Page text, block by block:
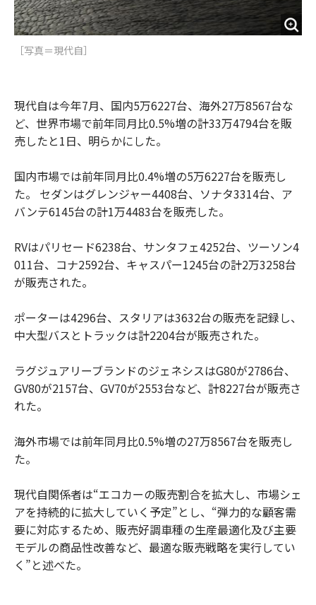
［写真＝現代自］
現代自は今年7月、国内5万6227台、海外27万8567台な
ど、世界市場で前年同月比0.5%増の計33万4794台を販
売したと1日、明らかにした。
国内市場では前年同月比0.4%増の5万6227台を販売し
た。 セダンはグレンジャー4408台、ソナタ3314台、ア
バンテ6145台の計1万4483台を販売した。
RVはパリセード6238台、サンタフェ4252台、ツーソン4
011台、コナ2592台、キャスパー1245台の計2万3258台
が販売された。
ポーターは4296台、スタリアは3632台の販売を記録し、
中大型バスとトラックは計2204台が販売された。
ラグジュアリーブランドのジェネシスはG80が2786台、
GV80が2157台、GV70が2553台など、計8227台が販売さ
れた。
海外市場では前年同月比0.5%増の27万8567台を販売し
た。
現代自関係者は“エコカーの販売割合を拡大し、市場シェ
アを持続的に拡大していく予定”とし、“弾力的な顧客需
要に対応するため、販売好調車種の生産最適化及び主要
モデルの商品性改善など、最適な販売戦略を実行してい
く”と述べた。